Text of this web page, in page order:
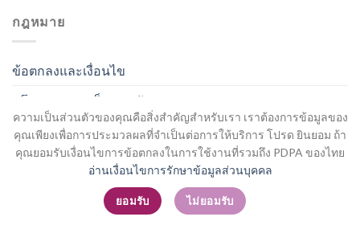
ความเป็นส่วนตัวของคุณคือสิ่งสำคัญสำหรับเรา เราต้องการข้อมูลของ
คุณเพียงเพื่อการประมวลผลที่จำเป็นต่อการให้บริการ โปรด ยินยอม ถ้า
คุณยอมรับเงื่อนไขการข้อตกลงในการใช้งานที่รวมถึง PDPA ของไทย
อ่านเงื่อนไขการรักษาข้อมูลส่วนบุคคล
ยอมรับ ไม่ยอมรับ
กฎหมาย
ข้อตกลงและเงื่อนไข
นโยบายความเป็นส่วนตัว
สมัครสมาชิก / เข้าสู่ระบบ
Copyright 2026 ©Flatsome Theme